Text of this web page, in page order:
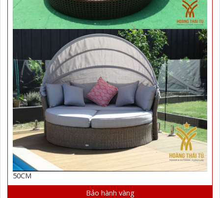
50CM
Bảo hành vàng